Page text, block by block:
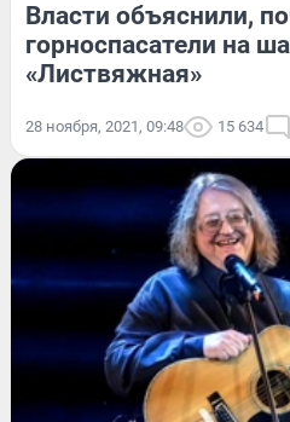
Власти объяснили,
горноспасатели на
«Листвяжная»
28 ноября, 2021, 09:48 15 634